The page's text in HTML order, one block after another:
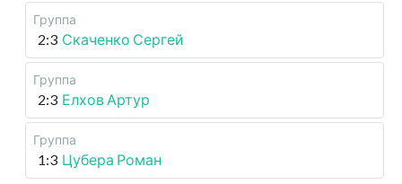
Группа
2:3 Скаченко Сергей
Группа
2:3 Елхов Артур
Группа
1:3 Цубера Роман